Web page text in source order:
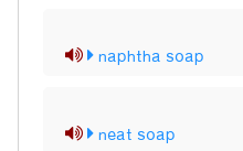
naphtha soap
neat soap